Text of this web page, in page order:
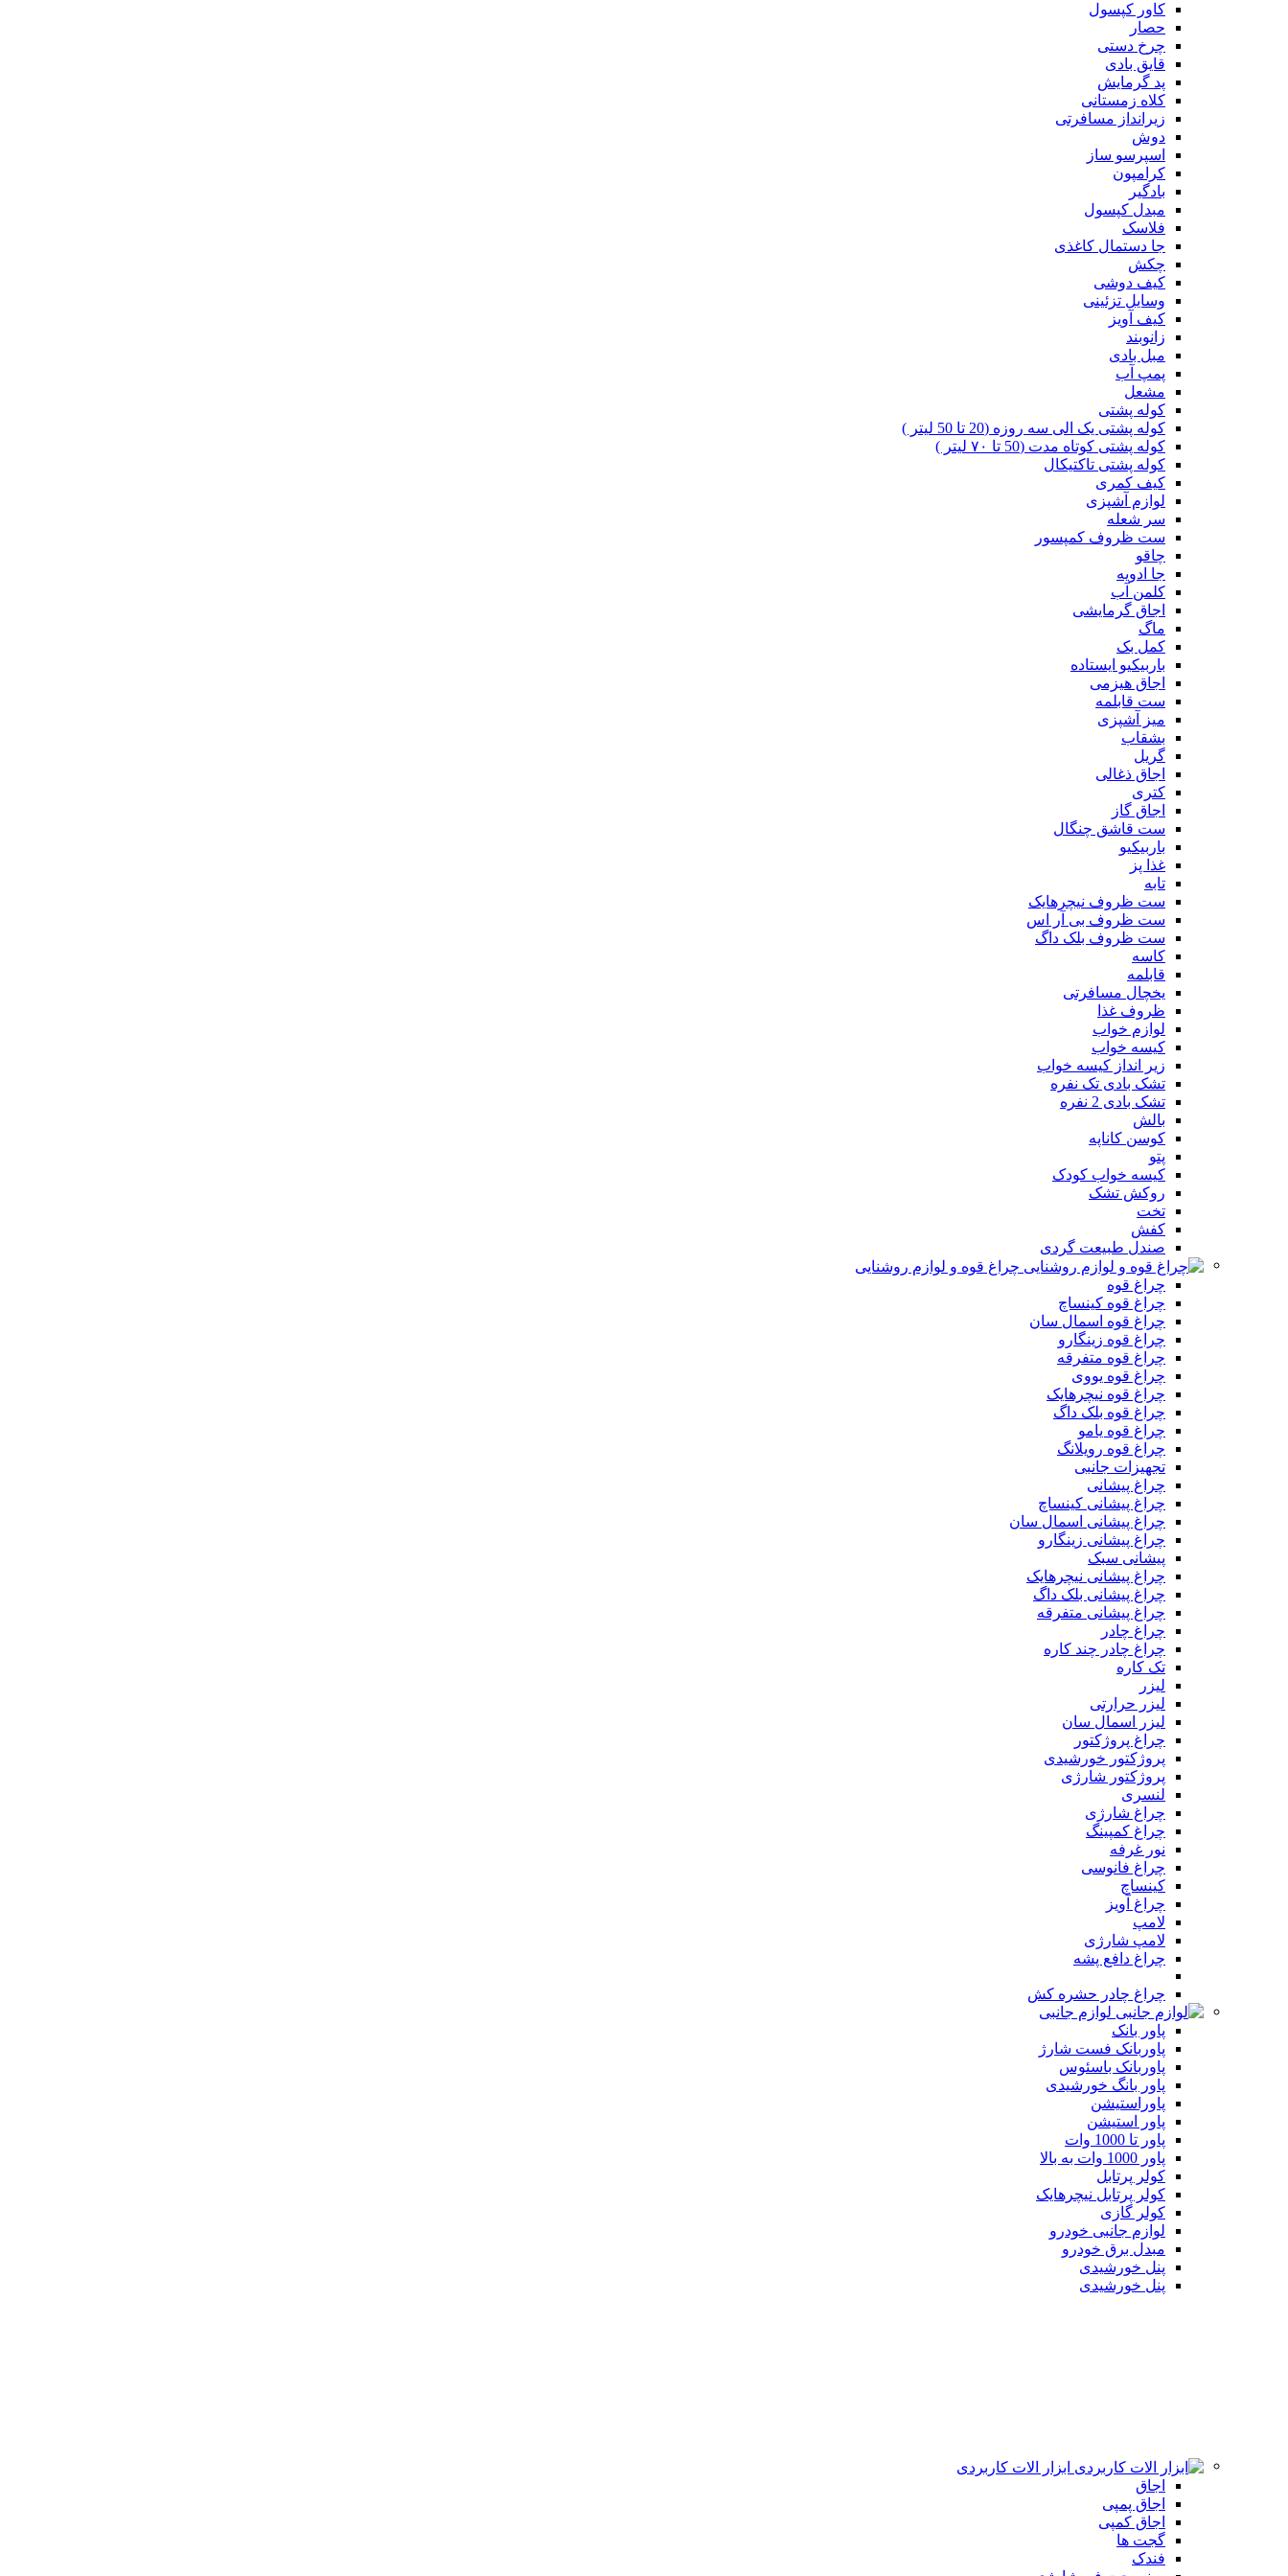
کاور کپسول
حصار
چرخ دستی
قایق بادی
پد گرمایش
کلاه زمستانی
زیرانداز مسافرتی
دوش
اسپرسو ساز
کرامپون
بادگیر
مبدل کپسول
فلاسک
جا دستمال کاغذی
چکش
کیف دوشی
وسایل تزئینی
کیف آویز
زانوبند
مبل بادی
پمپ آب
مشعل
کوله پشتی
کوله پشتی یک الی سه روزه (20 تا 50 لیتر )
کوله پشتی کوتاه مدت (50 تا ۷۰ لیتر )
کوله پشتی تاکتیکال
کیف کمری
لوازم آشپزی
سر شعله
ست ظروف کمپسور
چاقو
جا ادویه
کلمن آب
اجاق گرمایشی
ماگ
کمل بک
باربیکیو ایستاده
اجاق هیزمی
ست قابلمه
میز آشپزی
بشقاب
گریل
اجاق ذغالی
کتری
اجاق گاز
ست قاشق چنگال
باربیکیو
غذا پز
تابه
ست ظروف نیچرهایک
ست ظروف بی آر اس
ست ظروف بلک داگ
کاسه
قابلمه
یخچال مسافرتی
ظروف غذا
لوازم خواب
کیسه خواب
زیر انداز کیسه خواب
تشک بادی تک نفره
تشک بادی 2 نفره
بالش
کوسن کاناپه
پتو
کیسه خواب کودک
روکش تشک
تخت
کفش
صندل طبیعت گردی
چراغ قوه و لوازم روشنایی
چراغ قوه
چراغ قوه کینساچ
چراغ قوه اسمال سان
چراغ قوه زینگارو
چراغ قوه متفرقه
چراغ قوه یووی
چراغ قوه نیچرهایک
چراغ قوه بلک‌ داگ
چراغ قوه یامو
چراغ قوه رویلانگ
تجهیزات جانبی
چراغ پیشانی
چراغ پیشانی کینساچ
چراغ پیشانی اسمال سان
چراغ پیشانی زینگارو
پیشانی سبک
چراغ پیشانی نیچرهایک
چراغ پیشانی بلک داگ
چراغ پیشانی متفرقه
چراغ چادر
چراغ چادر چند کاره
تک کاره
لیزر
لیزر حرارتی
لیزر اسمال سان
چراغ پروژکتور
پروژکتور خورشیدی
پروژکتور شارژی
لنسری
چراغ شارژی
چراغ کمپینگ
نور غرفه
چراغ فانوسی
کینساچ
چراغ آویز
لامپ
لامپ شارژی
چراغ دافع پشه
چراغ چادر حشره کش
لوازم جانبی
پاور بانک
پاوربانک فست شارژ
پاوربانک باسئوس
پاور بانگ خورشیدی
پاوراستیشن
پاور استیشن
پاور تا 1000 وات
پاور 1000 وات به بالا
کولر پرتابل
کولر پرتابل نیچرهایک
کولر گازی
لوازم جانبی خودرو
مبدل برق خودرو
پنل خورشیدی
پنل خورشیدی
ابزار الات کاربردی
اجاق
اجاق پمپی
اجاق کمپی
گجت ها
فندک